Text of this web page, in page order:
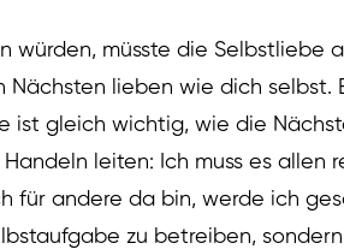
würden, müsste die Selbstliebe
Nächsten lieben wie dich selbst.
ist gleich wichtig, wie die
leiten: Ich muss es allen
für andere da bin, werde ich
zu betreiben,